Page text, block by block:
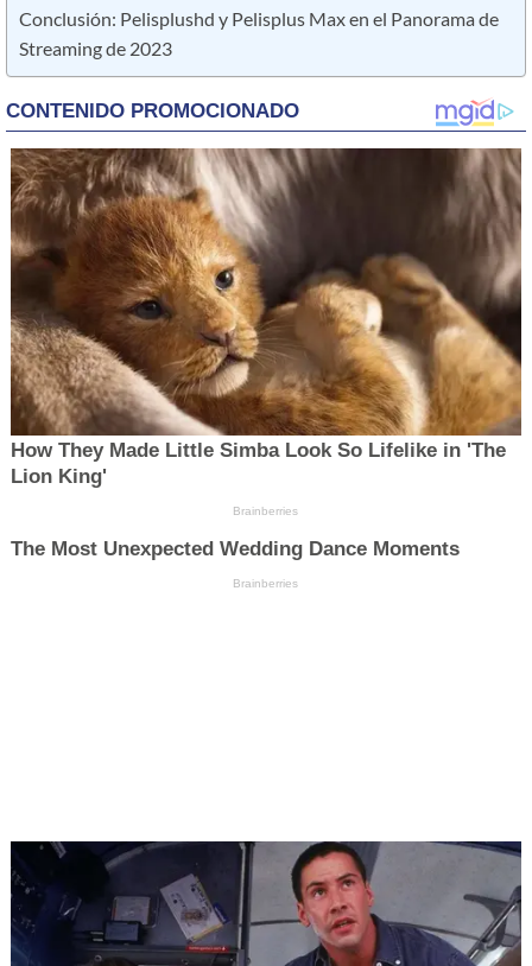
Conclusión: Pelisplushd y Pelisplus Max en el Panorama de
Streaming de 2023